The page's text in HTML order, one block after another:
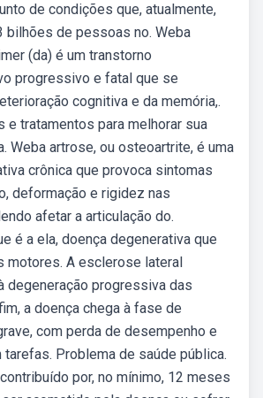
de condições que, atualmente,
bilhões de pessoas no. Weba
(da) é um transtorno
progressivo e fatal que se
cognitiva e da memória,.
e tratamentos para melhorar sua
Weba artrose, ou osteoartrite, é uma
crônica que provoca sintomas
deformação e rigidez nas
afetar a articulação do.
é a ela, doença degenerativa que
motores. A esclerose lateral
degeneração progressiva das
a doença chega à fase de
com perda de desempenho e
tarefas. Problema de saúde pública.
por, no mínimo, 12 meses